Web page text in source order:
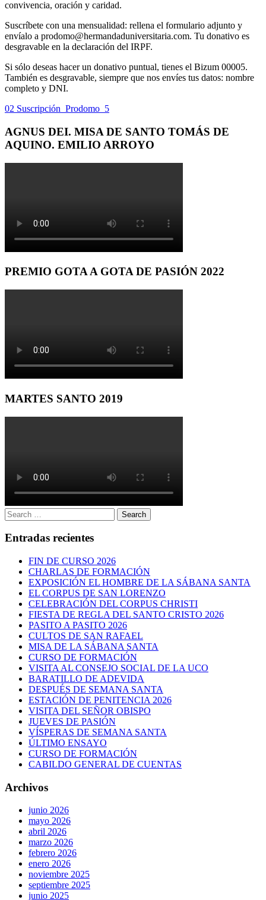
convivencia, oración y caridad.
Suscríbete con una mensualidad: rellena el formulario adjunto y
envíalo a prodomo@hermandaduniversitaria.com. Tu donativo es
desgravable en la declaración del IRPF.
Si sólo deseas hacer un donativo puntual, tienes el Bizum 00005.
También es desgravable, siempre que nos envíes tus datos: nombre
completo y DNI.
02 Suscripción_Prodomo_5
AGNUS DEI. MISA DE SANTO TOMÁS DE
AQUINO. EMILIO ARROYO
PREMIO GOTA A GOTA DE PASIÓN 2022
MARTES SANTO 2019
Search
for:
Search
Entradas recientes
FIN DE CURSO 2026
CHARLAS DE FORMACIÓN
EXPOSICIÓN EL HOMBRE DE LA SÁBANA SANTA
EL CORPUS DE SAN LORENZO
CELEBRACIÓN DEL CORPUS CHRISTI
FIESTA DE REGLA DEL SANTO CRISTO 2026
PASITO A PASITO 2026
CULTOS DE SAN RAFAEL
MISA DE LA SÁBANA SANTA
CURSO DE FORMACIÓN
VISITA AL CONSEJO SOCIAL DE LA UCO
BARATILLO DE ADEVIDA
DESPUÉS DE SEMANA SANTA
ESTACIÓN DE PENITENCIA 2026
VISITA DEL SEÑOR OBISPO
JUEVES DE PASIÓN
VÍSPERAS DE SEMANA SANTA
ÚLTIMO ENSAYO
CURSO DE FORMACIÓN
CABILDO GENERAL DE CUENTAS
Archivos
junio 2026
mayo 2026
abril 2026
marzo 2026
febrero 2026
enero 2026
noviembre 2025
septiembre 2025
junio 2025